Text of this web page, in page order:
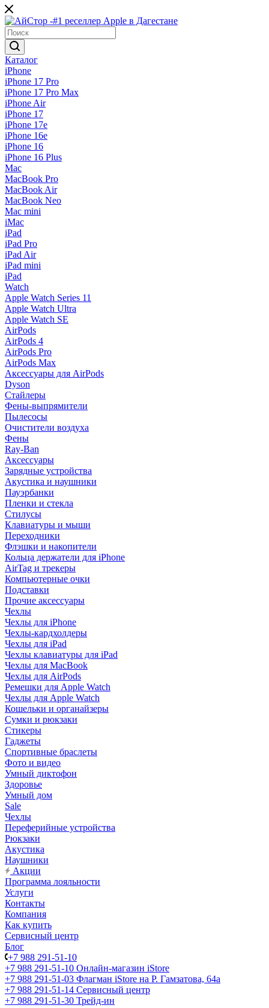
Каталог
iPhone
iPhone 17 Pro
iPhone 17 Pro Max
iPhone Air
iPhone 17
iPhone 17e
iPhone 16e
iPhone 16
iPhone 16 Plus
Mac
MacBook Pro
MacBook Air
MacBook Neo
Mac mini
iMac
iPad
iPad Pro
iPad Air
iPad mini
iPad
Watch
Apple Watch Series 11
Apple Watch Ultra
Apple Watch SE
AirPods
AirPods 4
AirPods Pro
AirPods Max
Аксессуары для AirPods
Dyson
Стайлеры
Фены-выпрямители
Пылесосы
Очистители воздуха
Фены
Ray-Ban
Аксессуары
Зарядные устройства
Акустика и наушники
Пауэрбанки
Пленки и стекла
Стилусы
Клавиатуры и мыши
Переходники
Флэшки и накопители
Кольца держатели для iPhone
AirTag и трекеры
Компьютерные очки
Подставки
Прочие аксессуары
Чехлы
Чехлы для iPhone
Чехлы-кардхолдеры
Чехлы для iPad
Чехлы клавиатуры для iPad
Чехлы для MacBook
Чехлы для AirPods
Ремешки для Apple Watch
Чехлы для Apple Watch
Кошельки и органайзеры
Сумки и рюкзаки
Стикеры
Гаджеты
Спортивные браслеты
Фото и видео
Умный диктофон
Здоровье
Умный дом
Sale
Чехлы
Переферийные устройства
Рюкзаки
Акустика
Наушники
Акции
Программа лояльности
Услуги
Контакты
Компания
Как купить
Сервисный центр
Блог
+7 988 291-51-10
+7 988 291-51-10 Онлайн-магазин iStore
+7 988 291-51-03 Флагман iStore на Р. Гамзатова, 64а
+7 988 291-51-14 Сервисный центр
+7 988 291-51-30 Трейд-ин